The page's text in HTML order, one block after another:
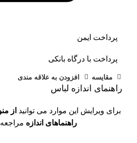
پرداخت ایمن
پرداخت با درگاه بانکی
مقايسه افزودن به علاقه مندی
راهنمای اندازه لباس
برای ویرایش این موارد می توانید از
راهنماهای اندازه مراجعه